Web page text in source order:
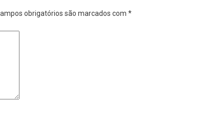
obrigatórios são marcados com *